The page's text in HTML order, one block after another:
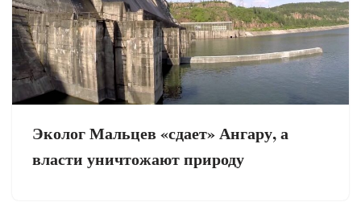
Эколог Мальцев «сдает» Ангару, а
власти уничтожают природу